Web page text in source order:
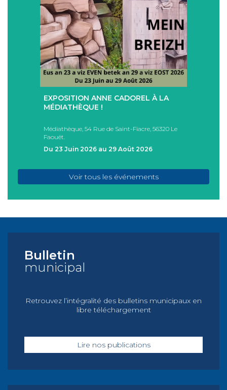
+
EXPOSITION ANNE CADOREL À LA
MÉDIATHÈQUE !
Médiathèque, 54 Rue de Saint-Fiacre, 56320 Le
Faouët.
Du 23 Juin 2026 au 29 Août 2026
Voir tous les événements
Bulletin
municipal
Retrouvez l’intégralité des bulletins municipaux en
libre téléchargement
Lire nos publications